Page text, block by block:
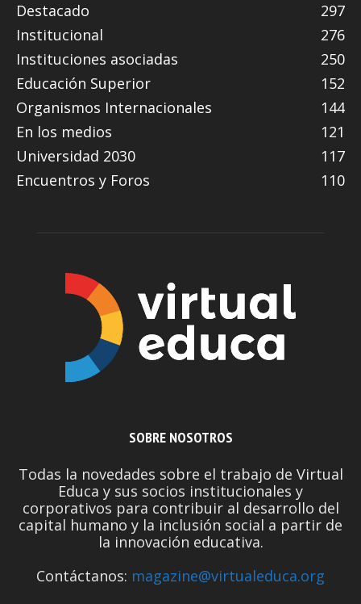
Destacado
297
Institucional
276
Instituciones asociadas
250
Educación Superior
152
Organismos Internacionales
144
En los medios
121
Universidad 2030
117
Encuentros y Foros
110
SOBRE NOSOTROS
Todas la novedades sobre el trabajo de Virtual
Educa y sus socios institucionales y
corporativos para contribuir al desarrollo del
capital humano y la inclusión social a partir de
la innovación educativa.
Contáctanos: magazine@virtualeduca.org